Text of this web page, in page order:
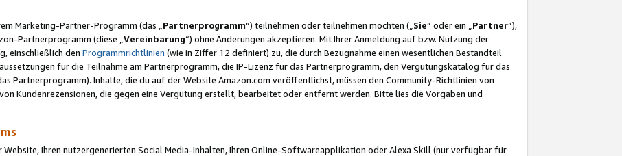
Marketing-Partner-Programm (das „Partnerprogramm“) teilnehmen oder teilnehmen möchten („Sie“ oder ein „Partner“),
Partnerprogramm (diese „Vereinbarung“) ohne Änderungen akzeptieren. Mit Ihrer Anmeldung auf bzw. Nutzung der
einschließlich den Programmrichtlinien (wie in Ziffer 12 definiert) zu, die durch Bezugnahme einen wesentlichen Bestandteil
für die Teilnahme am Partnerprogramm, die IP-Lizenz für das Partnerprogramm, den Vergütungskatalog für das
Partnerprogramm). Inhalte, die du auf der Website Amazon.com veröffentlichst, müssen den Community-Richtlinien von
Kundenrezensionen, die gegen eine Vergütung erstellt, bearbeitet oder entfernt werden. Bitte lies die Vorgaben und
Ihren nutzergenerierten Social Media-Inhalten, Ihren Online-Softwareapplikation oder Alexa Skill (nur verfügbar für